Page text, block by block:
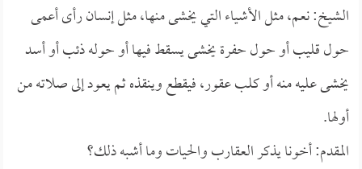
الشيخ: نعم، مثل الأشياء التي يخشى منها، مثل إنسان رأى أعمى
حول قليب أو حول حفرة يخشى يسقط فيها أو حوله ذئب أو أسد
يخشى عليه منه أو كلب عقور، فيقطع وينقذه ثم يعود إلى صلاته من
أولها.
المقدم: أخونا يذكر العقارب والحيات وما أشبه ذلك؟